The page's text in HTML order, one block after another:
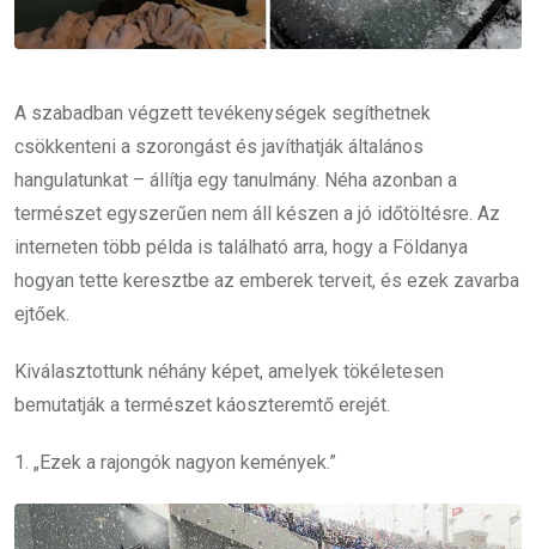
A szabadban végzett tevékenységek segíthetnek
csökkenteni a szorongást és javíthatják általános
hangulatunkat – állítja egy tanulmány. Néha azonban a
természet egyszerűen nem áll készen a jó időtöltésre. Az
interneten több példa is található arra, hogy a Földanya
hogyan tette keresztbe az emberek terveit, és ezek zavarba
ejtőek.
Kiválasztottunk néhány képet, amelyek tökéletesen
bemutatják a természet káoszteremtő erejét.
1. „Ezek a rajongók nagyon kemények.”